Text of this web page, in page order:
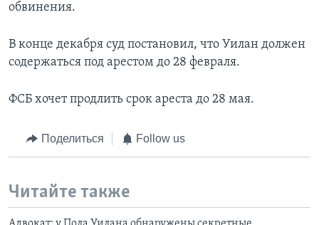
обвинения.
В конце декабря суд постановил, что Уилан должен
содержаться под арестом до 28 февраля.
ФСБ хочет продлить срок ареста до 28 мая.
Поделиться Follow us
Читайте также